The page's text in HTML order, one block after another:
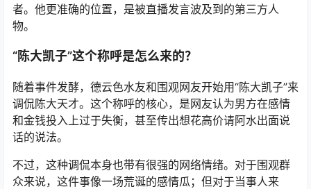
者。他更准确的位置，是被直播发言波及到的第三方人
物。
“陈大凯子”这个称呼是怎么来的？
随着事件发酵，德云色水友和围观网友开始用“陈大凯子”来
调侃陈大天才。这个称呼的核心，是网友认为男方在感情
和金钱投入上过于失衡，甚至传出想花高价请阿水出面说
话的说法。
不过，这种调侃本身也带有很强的网络情绪。对于围观群
众来说，这件事像一场荒诞的感情瓜；但对于当事人来